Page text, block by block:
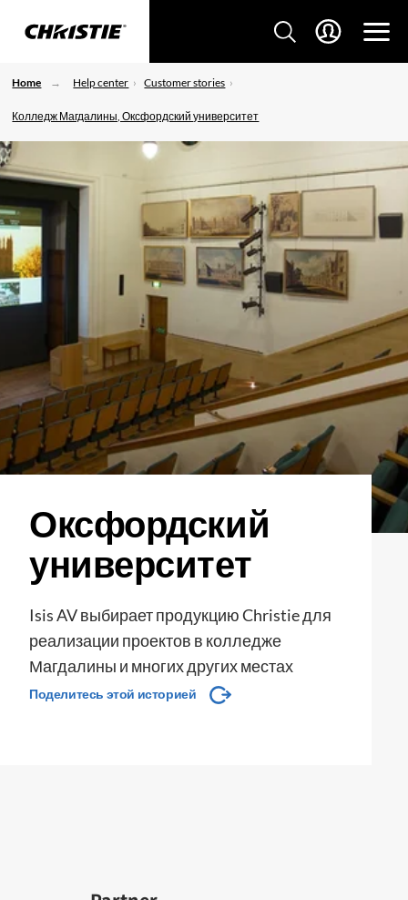
Home Help center Customer stories
Колледж Магдалины, Оксфордский университет
Оксфордский
университет
Isis AV выбирает продукцию Christie для
реализации проектов в колледже
Магдалины и многих других местах
Поделитесь этой историей